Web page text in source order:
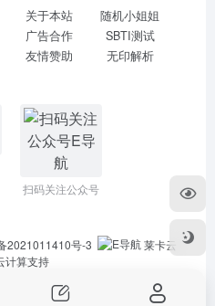
关于本站
广告合作
友情赞助
随机小姐姐
SBTI测试
无印解析
扫码关注公众号
2021011410号-3
莱卡云
计算支持